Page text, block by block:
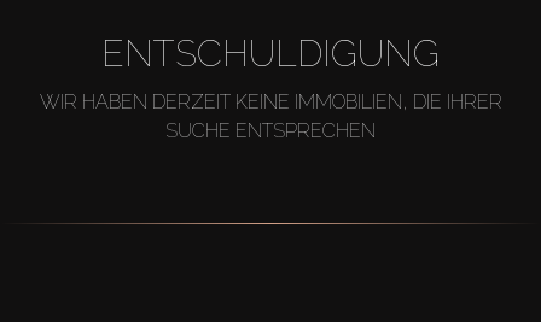
ENTSCHULDIGUNG
WIR HABEN DERZEIT KEINE IMMOBILIEN, DIE IHRER
SUCHE ENTSPRECHEN